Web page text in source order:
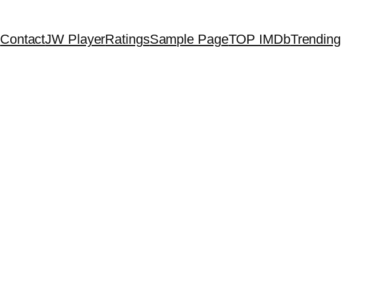
ContactJW PlayerRatingsSample PageTOP IMDbTrending